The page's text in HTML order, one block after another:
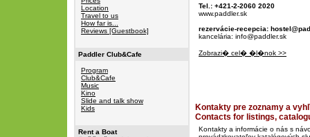
Location
Travel to us
How far is...
Reviews [Guestbook]
Paddler Club&Cafe
Program
Club&Cafe
Music
Kino
Slide and talk show
Kids
Rent a Boat
Tel.: +421-2-2060 2020
www.paddler.sk
rezervácie-recepcia:
kancelária: info@paddler.sk
Zobrazi� cel� �l�nok >>
Kontakty pre zoznamy a
Contacts for listings,
Kontakty a informácie o nás s